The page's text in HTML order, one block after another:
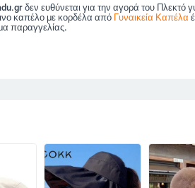
δεν ευθύνεται για την αγορά του Πλεκτό
καπέλο με κορδέλα από Γυναικεία Καπέλα
παραγγελίας.